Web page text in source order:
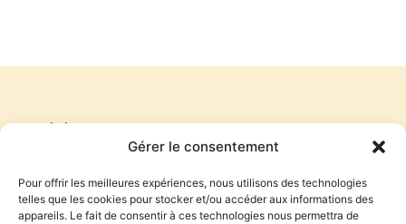
Gérer le consentement
Pour offrir les meilleures expériences, nous utilisons des technologies
telles que les cookies pour stocker et/ou accéder aux informations des
appareils. Le fait de consentir à ces technologies nous permettra de
UNE NOUVELLE HISTOIRE